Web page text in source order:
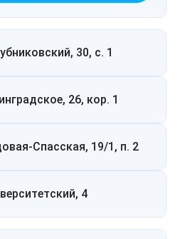
30, с. 1
26, кор. 1
Спасская, 19/1, п. 2
4